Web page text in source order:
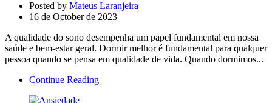
Posted by Mateus Laranjeira
16 de October de 2023
A qualidade do sono desempenha um papel fundamental em nossa
saúde e bem-estar geral. Dormir melhor é fundamental para qualquer
pessoa quando se pensa em qualidade de vida. Quando dormimos...
Continue Reading